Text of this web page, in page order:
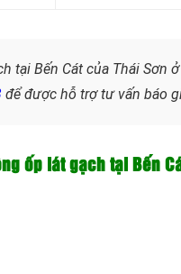
tại Bến Cát của Thái Sơn
để được hỗ trợ tư vấn báo
ốp lát gạch tại Bến